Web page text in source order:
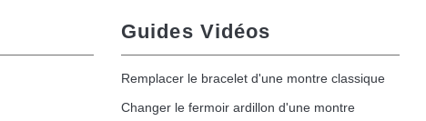
Guides Vidéos
Remplacer le bracelet d'une montre classique
Changer le fermoir ardillon d'une montre